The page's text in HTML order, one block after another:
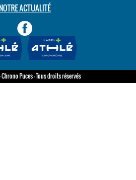
NOTRE ACTUALITÉ
Puces - Tous droits réservés